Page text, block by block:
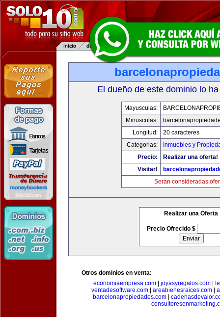
El dueño de este dominio lo
Mayusculas:
Minusculas:
Longitud:
20 caracteres
Categorias:
Inmuebles y
Precio:
Realizar una oferta!
Visitar!
Serán consideradas
Realizar una Oferta
Precio Ofrecido $
Otros dominios en venta:
economiaempresa.com
joyasyregalos.com
ventadesoftware.com| areabienesraices.com|
barcelonapropiedades.com|